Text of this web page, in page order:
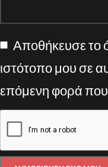
Αποθήκευσε το
ιστότοπο μου σε
επόμενη φορά